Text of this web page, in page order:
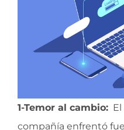
1-Temor al cambio:
compañía enfrentó